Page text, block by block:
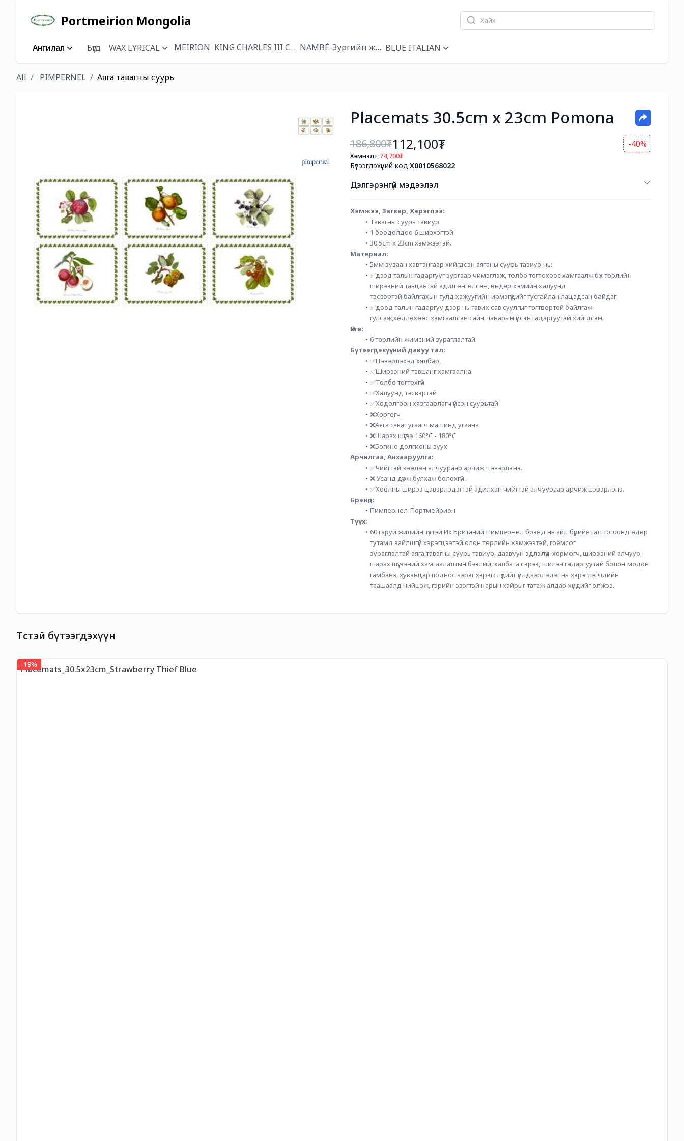
Portmeirion Mongolia
Ангилал Бүгд WAX LYRICAL MEIRION KING CHARLES III CORONATIONNAMBÉ-Зургийн жаазBLUE ITALIAN
All PIMPERNEL Аяга тавагны суурь
Placemats 30.5cm x 23cm Pomona
186,800₮112,100₮ -40%
Хэмнэлт:74,700₮
Бүтээгдэхүүний код:X0010568022
Дэлгэрэнгүй мэдээлэл
Хэмжээ, Загвар, Хэрэглээ:
Тавагны суурь тавиур
1 боодолдоо 6 ширхэгтэй
30.5cm x 23cm хэмжээтэй.
Материал:
5мм зузаан хавтангаар хийгдсэн аяганы суурь тавиур нь:
✅дээд талын гадаргууг зургаар чимэглэж, толбо тогтохоос хамгаалж бүх төрлийн
ширээний тавцантай адил өнгөлсөн, өндөр хэмийн халуунд
тэсвэртэй байлгахын тулд хажуугийн ирмэгүүдийг тусгайлан лацадсан байдаг.
✅доод талын гадаргуу дээр нь тавих сав суулгыг тогтвортой байлгаж
гулсаж,хөдлөхөөс хамгаалсан сайн чанарын үйсэн гадаргуутай хийгдсэн.
Өнгө:
6 төрлийн жимсний зураглалтай.
Бүтээгдэхүүний давуу тал:
✅Цэвэрлэхэд хялбар,
✅Ширээний тавцанг хамгаална.
✅Толбо тогтохгүй
✅Халуунд тэсвэртэй
✅Хөдөлгөөн хязгаарлагч үйсэн суурьтай
❌Хөргөгч
❌Аяга таваг угаагч машинд угаана
❌Шарах шүүгээ 160°C - 180°C
❌Богино долгионы зуух
Арчилгаа, Анхааруулга:
✅Чийгтэй,зөөлөн алчуураар арчиж цэвэрлэнэ.
❌ Усанд дүрж,булхаж болохгүй.
✅Хоолны ширээ цэвэрлэдэгтэй адилхан чийгтэй алчуураар арчиж цэвэрлэнэ.
Брэнд:
Пимпернел-Портмейрион
Түүх:
60 гаруй жилийн түүхтэй Их Британий Пимпернел брэнд нь айл бүрийн гал тогоонд өдөр
тутамд зайлшгүй хэрэгцээтэй олон төрлийн хэмжээтэй, гоёмсог
зураглалтай аяга,тавагны суурь тавиур, даавуун эдлэлүүд-хормогч, ширээний алчуур,
шарах шүүгээний хамгаалалтын бээлий, халбага сэрээ, шилэн гадаргуутай болон модон
гамбанз, хуванцар поднос зэрэг хэрэгслүүдийг үйлдвэрлэдэг нь хэрэглэгчдийн
таашаалд нийцэж, гэрийн эзэгтэй нарын хайрыг татаж алдар хүндийг олжээ.
Төстэй бүтээгдэхүүн
-19%
Placemats_30.5x23cm_Strawberry Thief Blue